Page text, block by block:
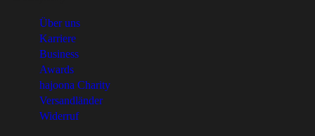
Über uns
Karriere
Business
Awards
hajoona Charity
Versandländer
Widerruf